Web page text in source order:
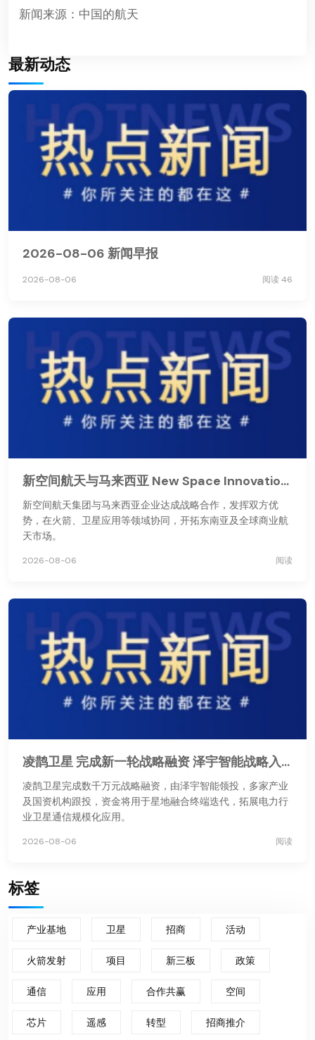
新闻来源：中国的航天
最新动态
2026-08-06 新闻早报
2026-08-06 阅读 46
新空间航天与马来西亚 New Space Innovations 达成战略合作
新空间航天集团与马来西亚企业达成战略合作，发挥双方优
势，在火箭、卫星应用等领域协同，开拓东南亚及全球商业航
天市场。
2026-08-06 阅读
凌鹊卫星 完成新一轮战略融资 泽宇智能战略入股助力星地融合通信
凌鹊卫星完成数千万元战略融资，由泽宇智能领投，多家产业
及国资机构跟投，资金将用于星地融合终端迭代，拓展电力行
业卫星通信规模化应用。
2026-08-06 阅读
标签
产业基地 卫星 招商 活动
火箭发射 项目 新三板 政策
通信 应用 合作共赢 空间
芯片 遥感 转型 招商推介